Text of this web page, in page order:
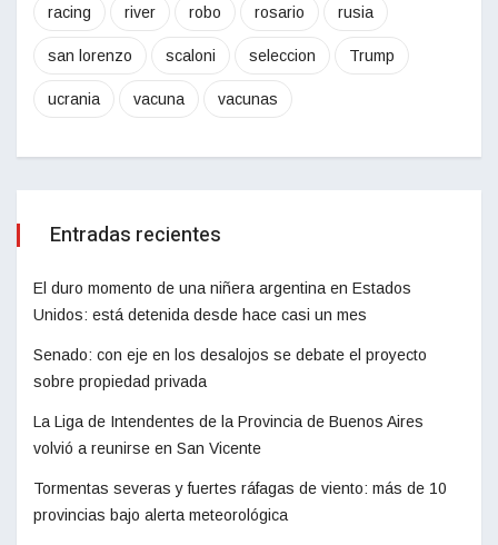
racing river robo rosario rusia
san lorenzo scaloni seleccion Trump
ucrania vacuna vacunas
Entradas recientes
El duro momento de una niñera argentina en Estados
Unidos: está detenida desde hace casi un mes
Senado: con eje en los desalojos se debate el proyecto
sobre propiedad privada
La Liga de Intendentes de la Provincia de Buenos Aires
volvió a reunirse en San Vicente
Tormentas severas y fuertes ráfagas de viento: más de 10
provincias bajo alerta meteorológica